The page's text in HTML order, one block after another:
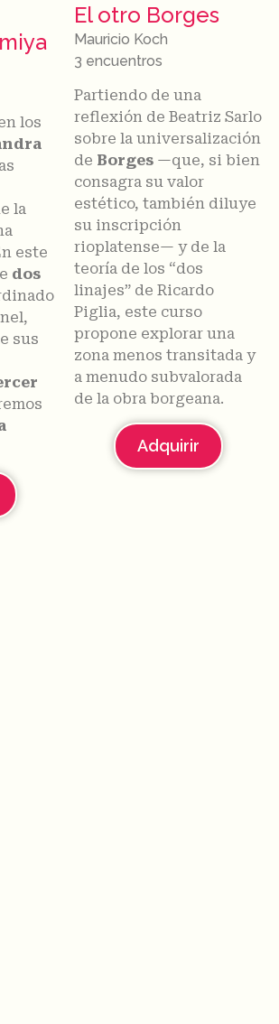
los
la
este
dos
sus
El otro Borges
Mauricio Koch
3 encuentros
Partiendo de una
reflexión de Beatriz Sarlo
sobre la universalización
de Borges —que, si bien
consagra su valor
estético, también diluye
su inscripción
rioplatense— y de la
teoría de los “dos
linajes” de Ricardo
Piglia, este curso
propone explorar una
zona menos transitada y
a menudo subvalorada
de la obra borgeana.
Adquirir